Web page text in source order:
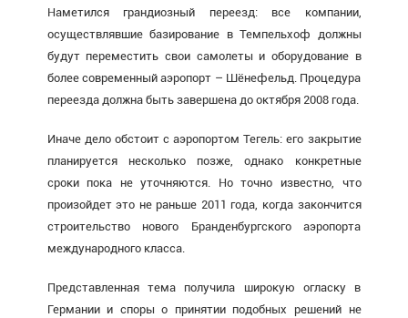
Наметился грандиозный переезд: все компании,
осуществлявшие базирование в Темпельхоф должны
будут переместить свои самолеты и оборудование в
более современный аэропорт – Шёнефельд. Процедура
переезда должна быть завершена до октября 2008 года.
Иначе дело обстоит с аэропортом Тегель: его закрытие
планируется несколько позже, однако конкретные
сроки пока не уточняются. Но точно известно, что
произойдет это не раньше 2011 года, когда закончится
строительство нового Бранденбургского аэропорта
международного класса.
Представленная тема получила широкую огласку в
Германии и споры о принятии подобных решений не